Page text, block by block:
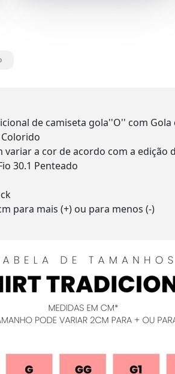
de camiseta gola''O'' com
variar a cor de acordo com a
30.1 Penteado
para mais (+) ou para menos (-)